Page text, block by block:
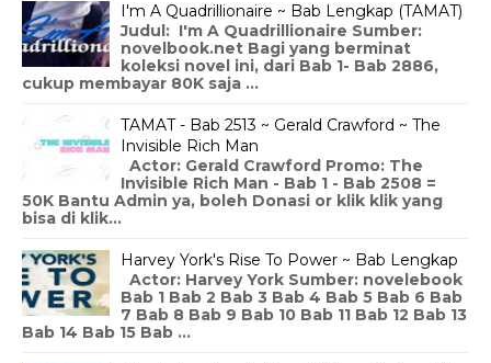
I'm A Quadrillionaire ~ Bab Lengkap (TAMAT)
Judul: I'm A Quadrillionaire Sumber:
novelbook.net Bagi yang berminat
koleksi novel ini, dari Bab 1- Bab 2886,
cukup membayar 80K saja ...
TAMAT - Bab 2513 ~ Gerald Crawford ~ The
Invisible Rich Man
Actor: Gerald Crawford Promo: The
Invisible Rich Man - Bab 1 - Bab 2508 =
50K Bantu Admin ya, boleh Donasi or klik klik yang
bisa di klik...
Harvey York's Rise To Power ~ Bab Lengkap
Actor: Harvey York Sumber: novelebook
Bab 1 Bab 2 Bab 3 Bab 4 Bab 5 Bab 6 Bab
7 Bab 8 Bab 9 Bab 10 Bab 11 Bab 12 Bab 13
Bab 14 Bab 15 Bab ...